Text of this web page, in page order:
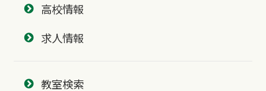
高校情報
求人情報
教室検索